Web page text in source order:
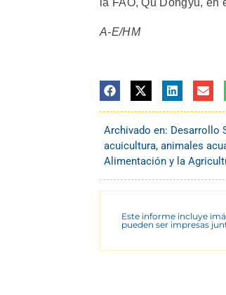
la FAO, Qu Dongyu, en
A-E/HM
Archivado en: Desarrollo
acuicultura, animales
Alimentación y la
Este informe incluye
pueden ser impresas